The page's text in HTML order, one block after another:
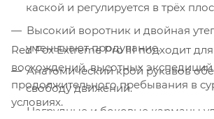
каской и регулируется в трёх
Высокий воротник и двойная
уменьшают продувание.
Анатомический крой рукавов
свободу движений.
Нагрудные и боковые карманы
Red Fox Extreme Pro III подходит
восхождений, высотных
продолжительного пребывания в
условиях.